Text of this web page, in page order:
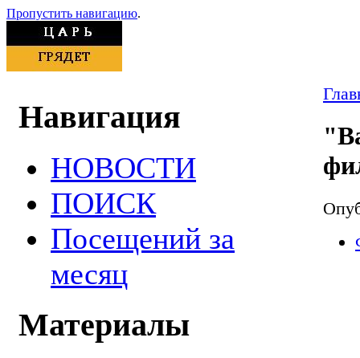
Пропустить навигацию.
Навигация
НОВОСТИ
ПОИСК
Посещений за
месяц
Материалы